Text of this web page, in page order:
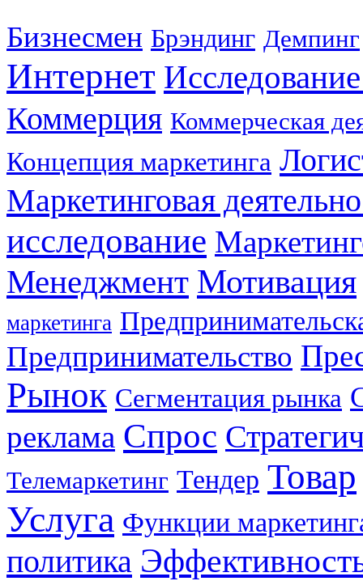
Бизнесмен Брэндинг Демпинг
Интернет
Коммерция Коммерческая
Концепция маркетинга
Маркетинговая
исследование
Менеджмент Мотивация
маркетинга
Предпринимательство
Рынок Сегментация рынка
реклама Спрос
Телемаркетинг Тендер Товар
Услуга Функции
политика